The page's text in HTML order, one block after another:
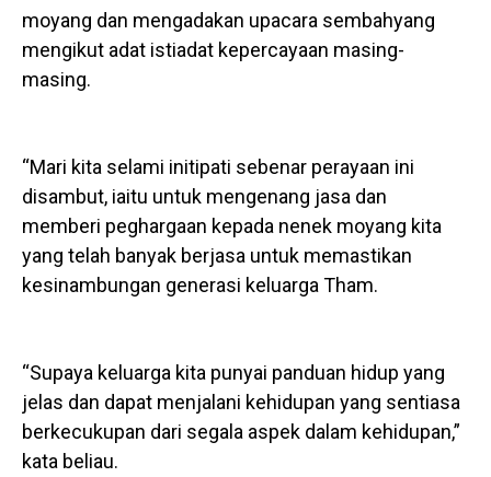
moyang dan mengadakan upacara sembahyang
mengikut adat istiadat kepercayaan masing-
masing.
“Mari kita selami initipati sebenar perayaan ini
disambut, iaitu untuk mengenang jasa dan
memberi peghargaan kepada nenek moyang kita
yang telah banyak berjasa untuk memastikan
kesinambungan generasi keluarga Tham.
“Supaya keluarga kita punyai panduan hidup yang
jelas dan dapat menjalani kehidupan yang sentiasa
berkecukupan dari segala aspek dalam kehidupan,”
kata beliau.